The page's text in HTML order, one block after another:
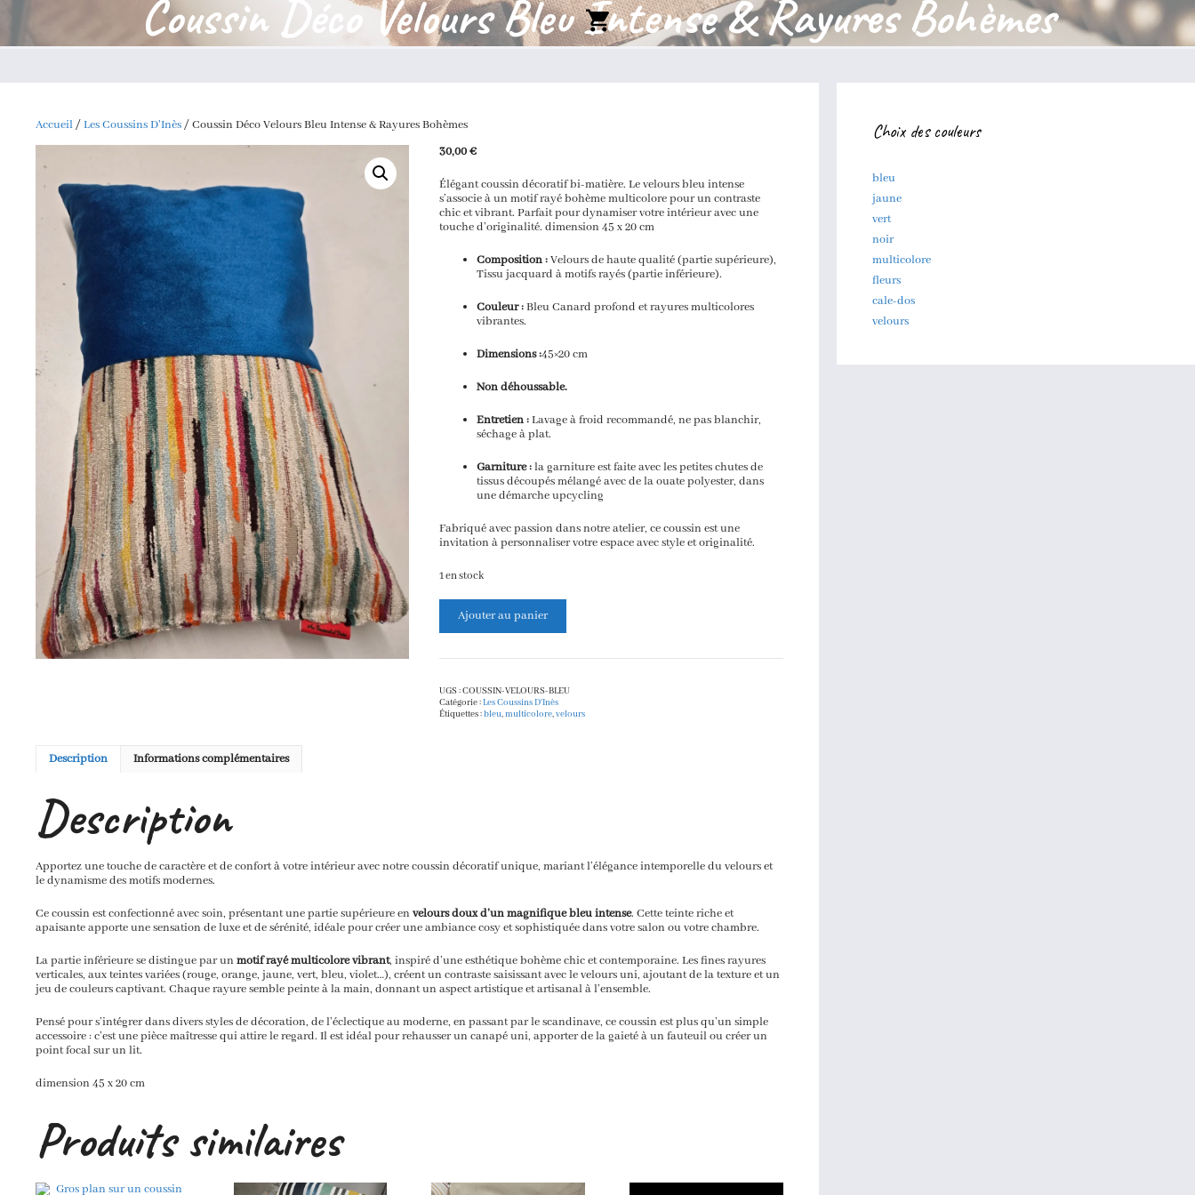
Coussin Déco Velours Bleu Intense & Rayures Bohèmes
Accueil/Les Coussins D'Inès/ Coussin Déco Velours Bleu Intense & Rayures Bohèmes
30,00€
Élégant coussin décoratif bi-matière. Le velours bleu intense
s’associe à un motif rayé bohème multicolore pour un contraste
chic et vibrant. Parfait pour dynamiser votre intérieur avec une
touche d’originalité. dimension 45 x 20 cm
Composition :Velours de haute qualité (partie supérieure),
Tissu jacquard à motifs rayés (partie inférieure).
Couleur :Bleu Canard profond et rayures multicolores
vibrantes.
Dimensions :45×20 cm
Nondéhoussable.
Entretien :Lavage à froid recommandé, ne pas blanchir,
séchage à plat.
Garniture :la garniture est faite avec les petites chutes de
tissus découpés mélangé avec de la ouate polyester, dans
une démarche upcycling
Fabriqué avec passion dans notre atelier, ce coussin est une
invitation à personnaliser votre espace avec style et originalité.
1 en stock
Coussin
Velours
Intense
&
Rayures
Ajouter au panier
UGS :COUSSIN-VELOURS-BLEU
Catégorie :Les Coussins D'Inès
Étiquettes :bleu,multicolore,velours
Description Informations complémentaires
Description
Apportez une touche de caractère et de confort à votre intérieur avec notre coussin décoratif unique, mariant l’élégance intemporelle du velours et
le dynamisme des motifs modernes.
Ce coussin est confectionné avec soin, présentant une partie supérieure envelours doux d’un magnifique bleu intense. Cette teinte riche et
apaisante apporte une sensation de luxe et de sérénité, idéale pour créer une ambiance cosy et sophistiquée dans votre salon ou votre chambre.
La partie inférieure se distingue par unmotif rayé multicolore vibrant, inspiré d’une esthétique bohème chic et contemporaine. Les fines rayures
verticales, aux teintes variées (rouge, orange, jaune, vert, bleu, violet…), créent un contraste saisissant avec le velours uni, ajoutant de la texture et un
jeu de couleurs captivant. Chaque rayure semble peinte à la main, donnant un aspect artistique et artisanal à l’ensemble.
Pensé pour s’intégrer dans divers styles de décoration, de l’éclectique au moderne, en passant par le scandinave, ce coussin est plus qu’un simple
accessoire : c’est une pièce maîtresse qui attire le regard. Il est idéal pour rehausser un canapé uni, apporter de la gaieté à un fauteuil ou créer un
point focal sur un lit.
dimension 45 x 20 cm
Produits similaires
Ce
Choix des couleurs
bleu
jaune
vert
noir
multicolore
fleurs
cale-dos
velours